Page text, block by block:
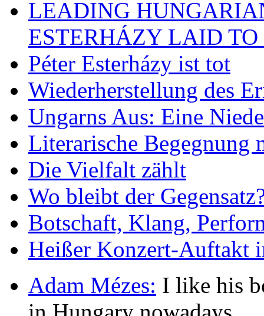
LEADING
ESTERHÁZY LAID
Péter Esterházy ist tot
Wiederherstellung des
Ungarns Aus: Eine
Literarische Begegnung
Die Vielfalt zählt
Wo bleibt der
Botschaft, Klang,
Heißer Konzert-Auftakt
Adam Mézes: I like his